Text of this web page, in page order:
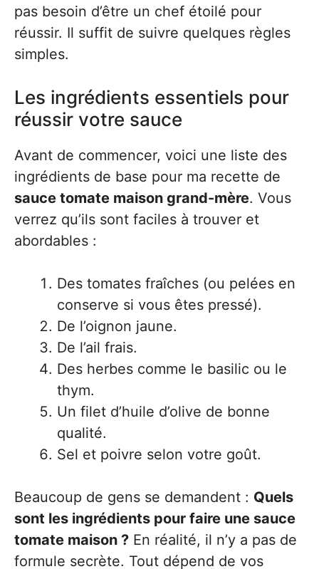
pas besoin d’être un chef étoilé pour
réussir. Il suffit de suivre quelques règles
simples.
Les ingrédients essentiels pour
réussir votre sauce
Avant de commencer, voici une liste des
ingrédients de base pour ma recette de
sauce tomate maison grand-mère. Vous
verrez qu’ils sont faciles à trouver et
abordables :
Des tomates fraîches (ou pelées en
conserve si vous êtes pressé).
De l’oignon jaune.
De l’ail frais.
Des herbes comme le basilic ou le
thym.
Un filet d’huile d’olive de bonne
qualité.
Sel et poivre selon votre goût.
Beaucoup de gens se demandent : Quels
sont les ingrédients pour faire une sauce
tomate maison ? En réalité, il n’y a pas de
formule secrète. Tout dépend de vos